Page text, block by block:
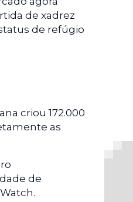
de xadrez
de refúgio
criou 172.000
as
de